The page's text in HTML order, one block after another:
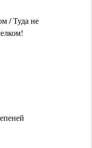
/ Туда не